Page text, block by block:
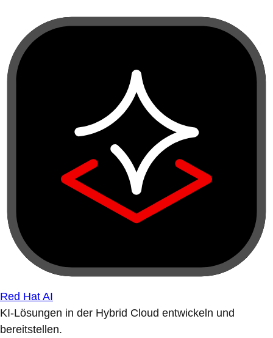
Red Hat AI
KI-Lösungen in der Hybrid Cloud entwickeln und
bereitstellen.